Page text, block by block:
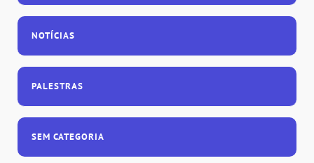
NOTÍCIAS
PALESTRAS
SEM CATEGORIA